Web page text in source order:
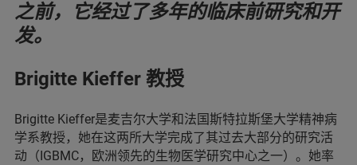
之前，它经过了多年的临床前研究和开
发。
Brigitte Kieffer 教授
Brigitte Kieffer是麦吉尔大学和法国斯特拉斯堡大学精神病
学系教授，她在这两所大学完成了其过去大部分的研究活
动（IGBMC，欧洲领先的生物医学研究中心之一）。她率